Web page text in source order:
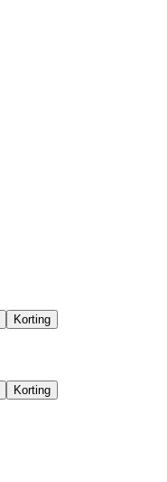
Korting
Korting